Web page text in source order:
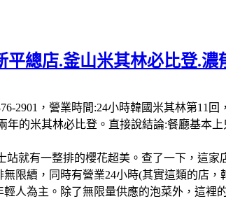
平總店.釜山米其林必比登.
2901，營業時間:24小時韓國米其林第
的米其林必比登。直接說結論:餐廳基本
就有一整排的櫻花超美。查了一下，這
限續，同時有營業24小時(其實這類的店
人為主。除了無限量供應的泡菜外，這